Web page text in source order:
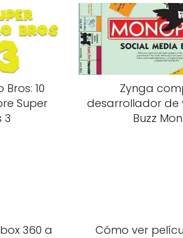
10
Super
3
Zynga
desarrollador de
Buzz
360 a
Cómo ver